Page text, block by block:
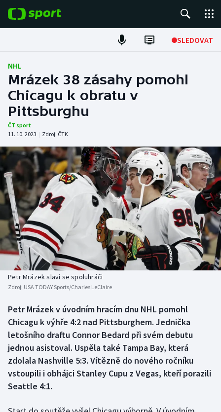
SLEDOVAT
Fotbal
Hokej
Tenis
Atletika
Cyklistika
DALŠÍ SPORTY
Americký fotbal
Baseball a softbal
Basketbal
Biatlon
Box
Curling
Dostihy
NEPŘEHLÉDNĚTE
Soutěže
Historické návraty
Aplikace ČT sport
NHL
Mrázek 38 zásahy pomohl
Chicagu k obratu v
Pittsburghu
ČT sport
11. 10. 2023 | Zdroj: ČTK
Petr Mrázek slaví se spoluhráči
Zdroj: USA TODAY Sports/Charles LeClaire
Petr Mrázek v úvodním hracím dnu NHL pomohl
Chicagu k výhře 4:2 nad Pittsburghem. Jednička
letošního draftu Connor Bedard při svém debutu
jednou asistoval. Uspěla také Tampa Bay, která
zdolala Nashville 5:3. Vítězně do nového ročníku
vstoupili i obhájci Stanley Cupu z Vegas, kteří porazili
Seattle 4:1.